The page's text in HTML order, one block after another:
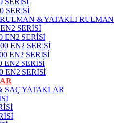
SERİSİ
SERİSİ
& YATAKLI RULMAN
SERİSİ
EN2 SERİSİ
EN2 SERİSİ
EN2 SERİSİ
EN2 SERİSİ
EN2 SERİSİ
SAÇ YATAKLAR